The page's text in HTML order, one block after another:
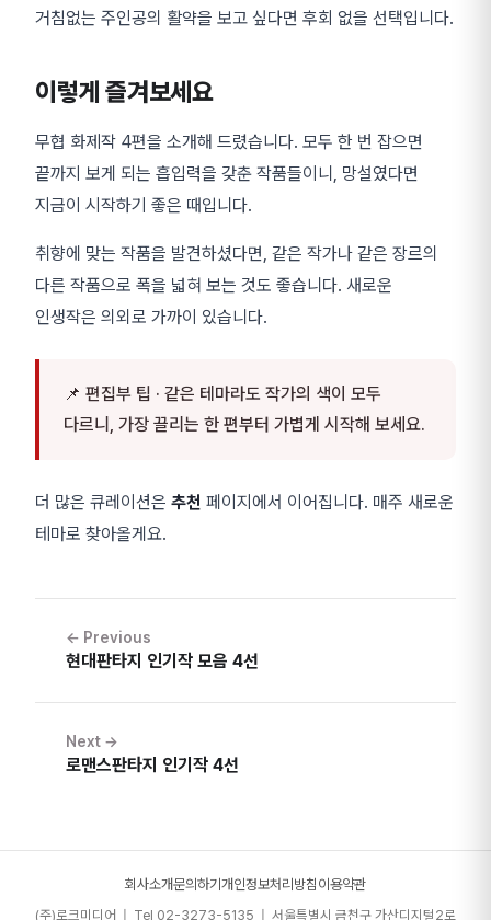
거침없는 주인공의 활약을 보고 싶다면 후회 없을 선택입니다.
이렇게 즐겨보세요
무협 화제작 4편을 소개해 드렸습니다. 모두 한 번 잡으면
끝까지 보게 되는 흡입력을 갖춘 작품들이니, 망설였다면
지금이 시작하기 좋은 때입니다.
취향에 맞는 작품을 발견하셨다면, 같은 작가나 같은 장르의
다른 작품으로 폭을 넓혀 보는 것도 좋습니다. 새로운
인생작은 의외로 가까이 있습니다.
📌 편집부 팁 · 같은 테마라도 작가의 색이 모두
다르니, 가장 끌리는 한 편부터 가볍게 시작해 보세요.
더 많은 큐레이션은 추천 페이지에서 이어집니다. 매주 새로운
테마로 찾아올게요.
← Previous
현대판타지 인기작 모음 4선
Next →
로맨스판타지 인기작 4선
회사소개문의하기 개인정보처리방침 이용약관
(주)로크미디어 | Tel 02-3273-5135 | 서울특별시 금천구 가산디지털2로